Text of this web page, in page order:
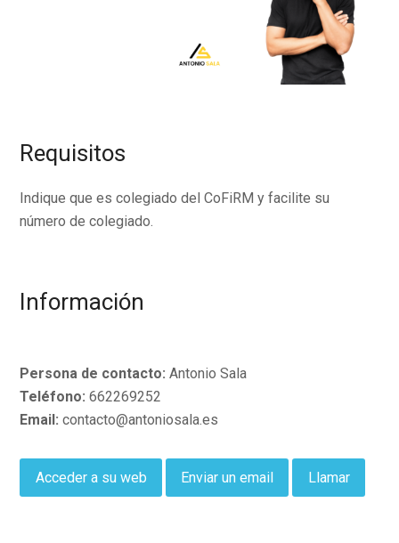
Requisitos
Indique que es colegiado del CoFiRM y facilite su
número de colegiado.
Información
Persona de contacto: Antonio Sala
Teléfono: 662269252
Email: contacto@antoniosala.es
Acceder a su web Enviar un email Llamar